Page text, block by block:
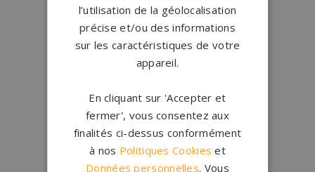
Conceptionfrançaise
Qui sommes-nous ?
Créationssur-mesure
l’utilisation de la géolocalisation
précise et/ou des informations
sur les caractéristiques de votre
appareil.
En cliquant sur 'Accepter et
fermer', vous consentez aux
finalités ci-dessus conformément
à nos Politiques Cookies et
Données personnelles. Vous